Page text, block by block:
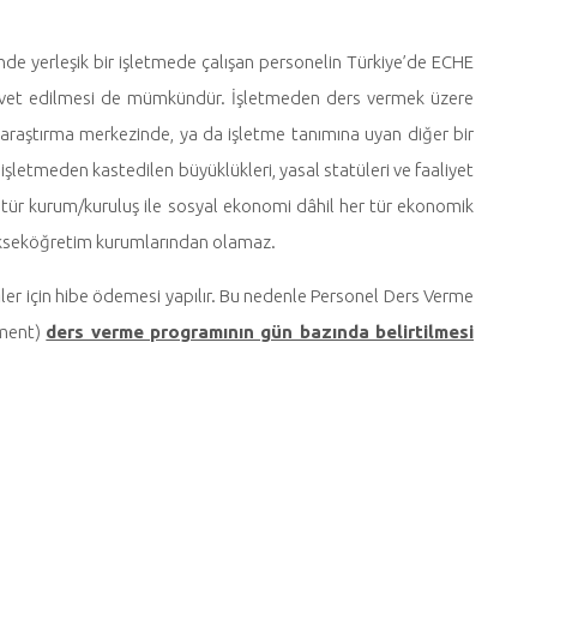
yerleşik bir işletmede çalışan personelin Türkiye’de ECHE
edilmesi de mümkündür. İşletmeden ders vermek üzere
merkezinde, ya da işletme tanımına uyan diğer bir
kastedilen büyüklükleri, yasal statüleri ve faaliyet
kurum/kuruluş ile sosyal ekonomi dâhil her tür ekonomik
kurumlarından olamaz.
için hibe ödemesi yapılır. Bu nedenle Personel Ders Verme
ders verme programının gün bazında belirtilmesi